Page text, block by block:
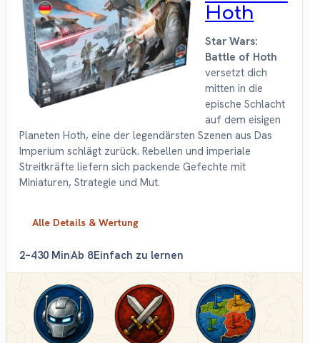
Hoth
Star Wars:
Battle of Hoth
versetzt dich
mitten in die
epische Schlacht
auf dem eisigen
Planeten Hoth, eine der legendärsten Szenen aus Das
Imperium schlägt zurück. Rebellen und imperiale
Streitkräfte liefern sich packende Gefechte mit
Miniaturen, Strategie und Mut.
Alle Details & Wertung
2–430 MinAb 8Einfach zu lernen